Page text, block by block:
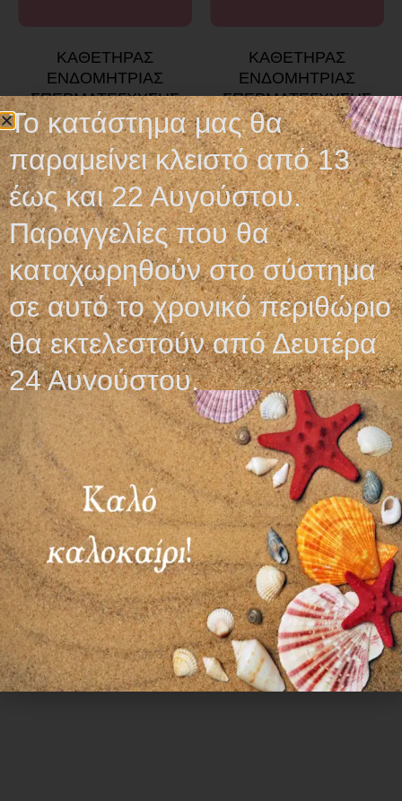
ΚΑΘΕΤΗΡΑΣ
ΕΝΔΟΜΗΤΡΙΑΣ
ΣΠΕΡΜΑΤΕΓΧΥΣΗΣ
ΜΑΛΑΚΟΣ
5,95€
Προσθήκη στο καλάθι
ΚΑΘΕΤΗΡΑΣ
ΕΝΔΟΜΗΤΡΙΑΣ
ΣΠΕΡΜΑΤΕΓΧΥΣΗΣ
ΜΑΛΑΚΟΣ
5,95€
Προσθήκη στο καλάθι
Ωράριο λειτουργίας
ΕΙΔΙΚΟ ΘΕΡΙΝΟ ΩΡΑΡΙΟ
ΔΕΥ-ΠΑΡ: 09:00-14:30
ΣΑΒ – ΚΥΡ: ΚΛΕΙΣΤΑ
Χρήσιμα Links
Όροι Χρήσης
Πολιτική απορρήτου
Τρόποι πληρωμής
Τρόποι αποστολής
Το κατάστημα μας θα
παραμείνει κλειστό από 13
έως και 22 Αυγούστου.
Παραγγελίες που θα
καταχωρηθούν στο σύστημα
σε αυτό το χρονικό περιθώριο
θα εκτελεστούν από Δευτέρα
24 Αυγούστου.